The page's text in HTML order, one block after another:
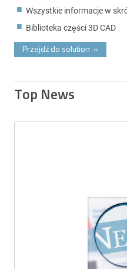
Wszystkie informacje w
Biblioteka części 3D CAD
Przejdż do solution »
Top News